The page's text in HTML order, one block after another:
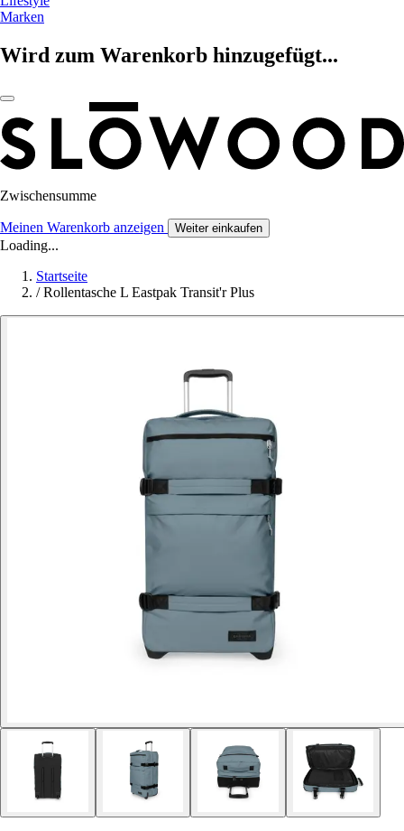
Marken
Wird zum Warenkorb hinzugefügt...
Zwischensumme
Meinen Warenkorb anzeigen Weiter einkaufen
Loading...
Startseite
/ Rollentasche L Eastpak Transit'r Plus